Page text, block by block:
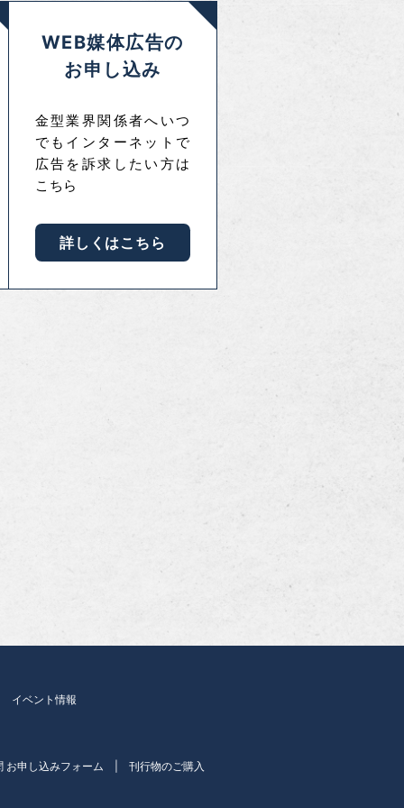
WEB媒体広告の
お申し込み
金型業界関係者へいつ
でもインターネットで
広告を訴求したい方は
こちら
詳しくはこちら
イベント情報
お申し込みフォーム 刊行物のご購入